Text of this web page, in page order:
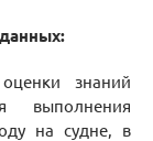
знаний
выполнения
на судне, в